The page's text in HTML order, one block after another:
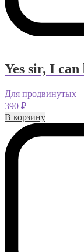
Yes sir, I
Для продвинутых
390 ₽
В корзину